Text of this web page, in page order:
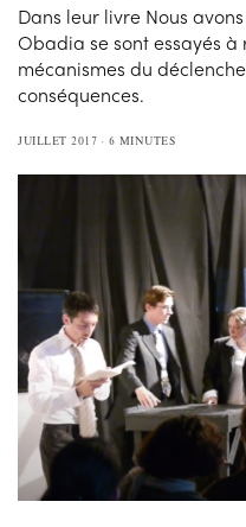
Dans leur livre Nous
Obadia se sont essayés à
mécanismes du
conséquences.
JUILLET 2017 6 MINUTES